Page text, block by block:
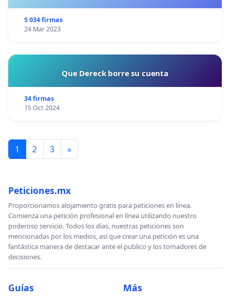
5 034 firmas
24 Mar 2023
Que Dereck borre su cuenta
34 firmas
15 Oct 2024
1 2 3 »
Peticiones.mx
Proporcionamos alojamiento gratis para peticiones en línea.
Comienza una petición profesional en línea utilizando nuestro
poderoso servicio. Todos los días, nuestras peticiones son
mencionadas por los medios, así que crear una petición es una
fantástica manera de destacar ante el publico y los tomadores de
decisiones.
Guías Más